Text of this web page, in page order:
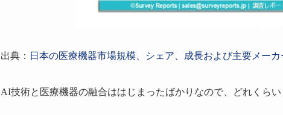
出典： 日本の医療機器市場規模、シェア、成長および主要メーカ
AI技術と医療機器の融合ははじまったばかりなので、どれくら